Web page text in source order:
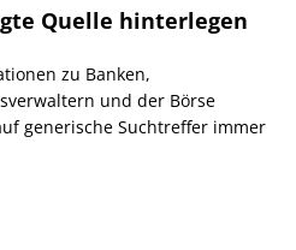
Quelle hinterlegen
zu Banken,
und der Börse
generische Suchtreffer immer